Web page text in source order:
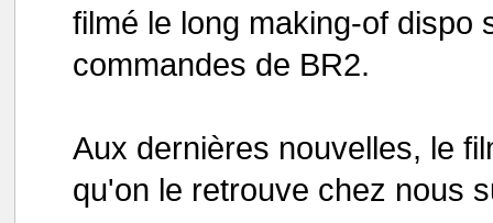
filmé le long making-of dispo
commandes de BR2.
Aux dernières nouvelles, le
qu'on le retrouve chez nous